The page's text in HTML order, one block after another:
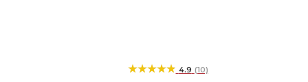
★★★★★
★★★★★ 4.9 (10)